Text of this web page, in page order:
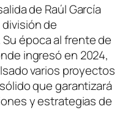
de Raúl García
de
época al frente de
ingresó en 2024,
varios proyectos
que garantizará
y estrategias de